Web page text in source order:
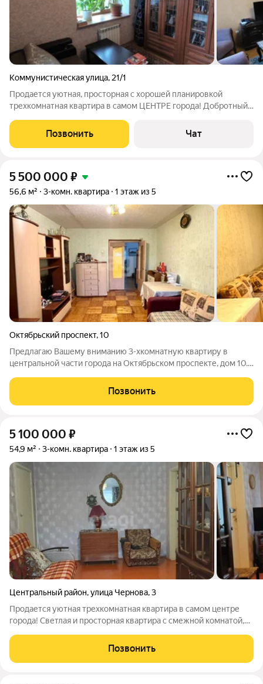
Коммунистическая улица, 21/1
Продается уютная, просторная с хорошей планировкой
трехкомнатная квартира в самом ЦЕНТРЕ города! Добротный
дубовый паркет, натяжные потолки. Раздельный сан.узел. И
особое удовольствие - в
Позвонить Чат
5 500 000 ₽
56,6 м² 3-комн. квартира 1 этаж из 5
Октябрьский проспект,10
Предлагаю Вашему вниманию 3-хкомнатную квартиру в
центральной части города на Октябрьском проспекте, дом 10.
площадь 56,6 м2 + лоджия 3 м2: кухня 7 м2 и 3 комнаты
правильной формы 9, 13, 16
Позвонить
5 100 000 ₽
54,9 м² 3-комн. квартира 1 этаж из 5
Центральный район,улица Чернова,3
Продается уютная трехкомнатная квартира в самом центре
города! Светлая и просторная квартира с смежной комнатой,
каждому найдется свое место. Косметический ремонт,
натяжные потолки, ПВХ окна с
Позвонить